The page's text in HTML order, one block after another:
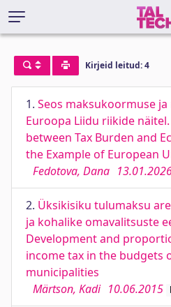
Kirjeid leitud: 4
1. Seos maksukoormuse
Euroopa Liidu riikide
between Tax Burden and
the Example of European
Fedotova, Dana
2. Üksikisiku tulumaksu
ja kohalike omavalitsuste
Development and
income tax in the budgets
municipalities
Märtson, Kadi 10.06.2015